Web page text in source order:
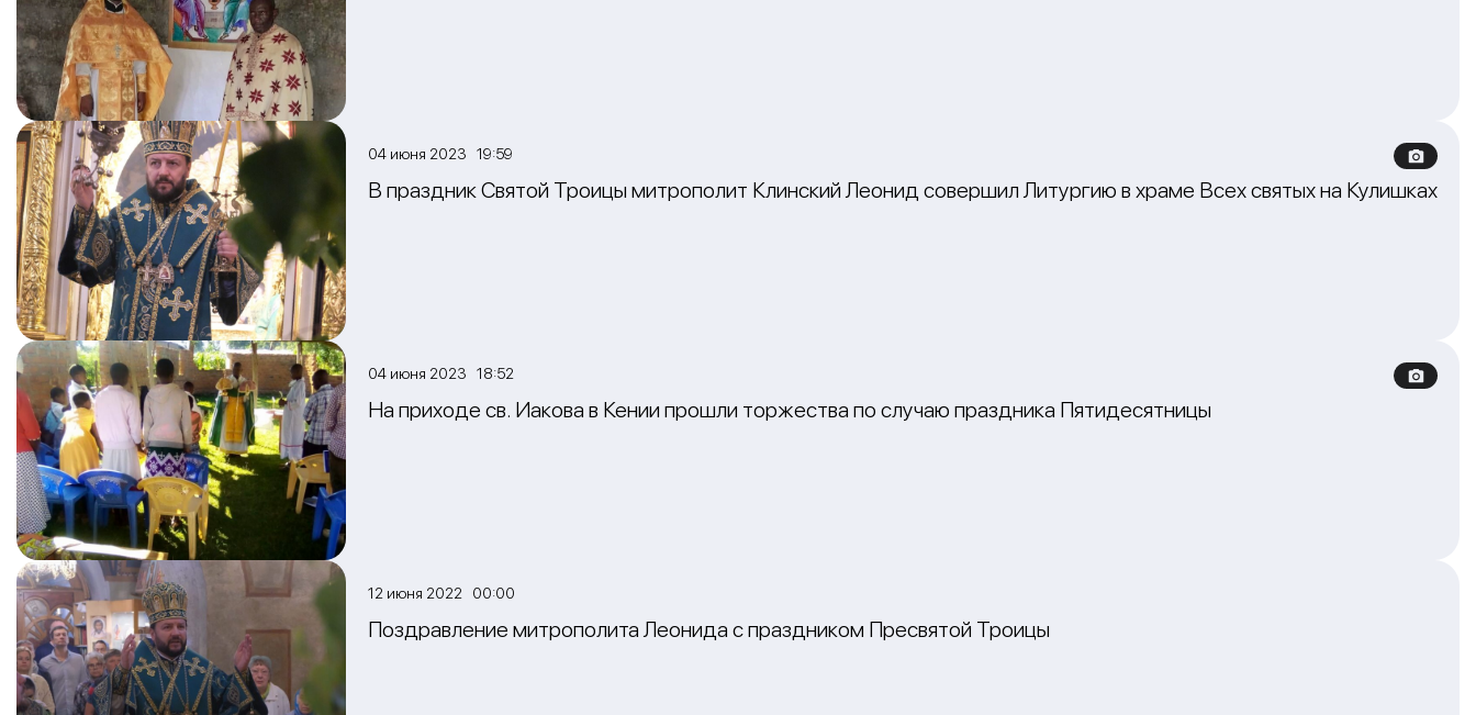
04 июня 2023 19:59
В праздник Святой Троицы митрополит Клинский Леонид совершил Литургию в храме Всех святых на Кулишках
04 июня 2023 18:52
На приходе св. Иакова в Кении прошли торжества по случаю праздника Пятидесятницы
12 июня 2022 00:00
Поздравление митрополита Леонида с праздником Пресвятой Троицы